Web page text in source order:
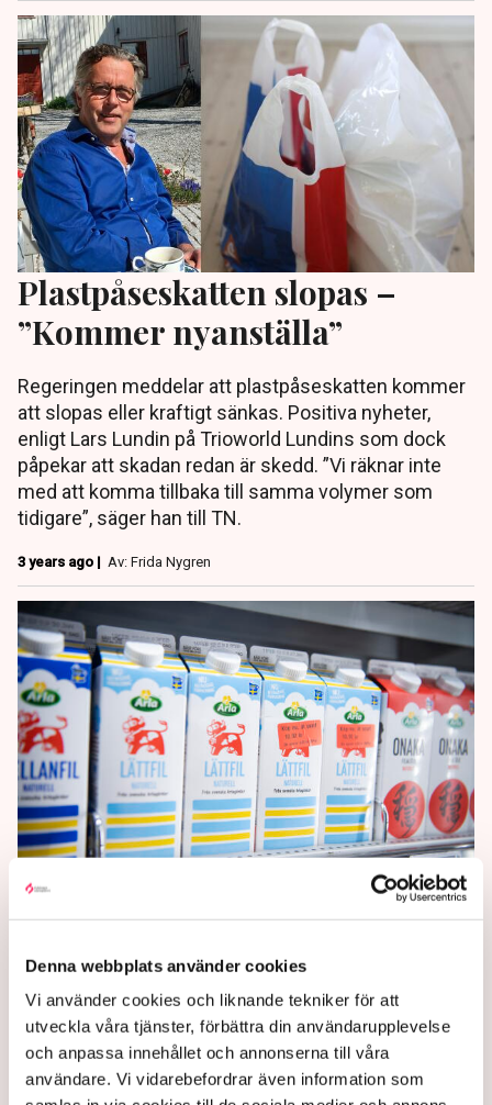
Denna webbplats använder cookies
Vi använder cookies och liknande tekniker för att
utveckla våra tjänster, förbättra din användarupplevelse
och anpassa innehållet och annonserna till våra
användare. Vi vidarebefordrar även information som
Plastpåseskatten slopas –
”Kommer nyanställa”
Regeringen meddelar att plastpåseskatten kommer
att slopas eller kraftigt sänkas. Positiva nyheter,
enligt Lars Lundin på Trioworld Lundins som dock
påpekar att skadan redan är skedd. ”Vi räknar inte
med att komma tillbaka till samma volymer som
tidigare”, säger han till TN.
3 years ago | Av: Frida Nygren
Prognos: Priser på livsmedel
kan sjunka
Prisökningen på livsmedel kan börja avta under
våren, och en del livsmedel kan till och med sjunka i
pris, enligt en prognos av bankerna SBAB, Nordea
och Swedbank.
3 years ago | Av: TT